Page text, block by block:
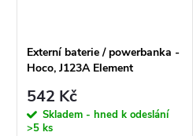
Externí baterie / powerbanka -
Hoco, J123A Element
542 Kč
Skladem - hned k odeslání
>5 ks